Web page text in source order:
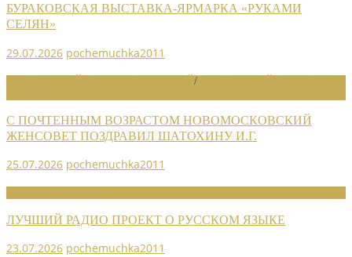
БУРАКОВСКАЯ ВЫСТАВКА-ЯРМАРКА «РУКАМИ
СЕЛЯН»
29.07.2026 pochemuchka2011
/
С ПОЧТЕННЫМ ВОЗРАСТОМ НОВОМОСКОВСКИЙ
ЖЕНСОВЕТ ПОЗДРАВИЛ ШАТОХИНУ И.Г.
25.07.2026 pochemuchka2011
ЛУЧШИЙ РАДИО ПРОЕКТ О РУССКОМ ЯЗЫКЕ
23.07.2026 pochemuchka2011